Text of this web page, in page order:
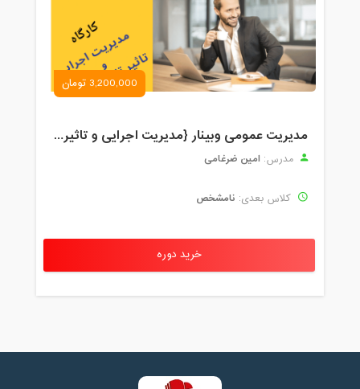
3,200,000 تومان
مدیریت عمومی وبینار {مدیریت اجرایی و تاثیرات تکنولوژی}
مدرس: امین ضرغامی
کلاس بعدی: نامشخص
خرید دوره